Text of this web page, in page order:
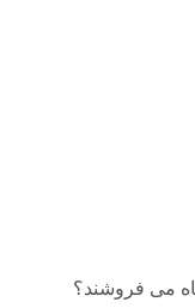
می فروشند؟